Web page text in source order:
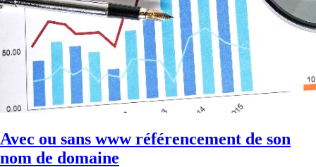
Avec ou sans www référencement de son
nom de domaine